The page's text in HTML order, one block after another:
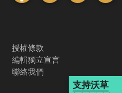
授權條款
編輯獨立宣言
聯絡我們
支持沃草